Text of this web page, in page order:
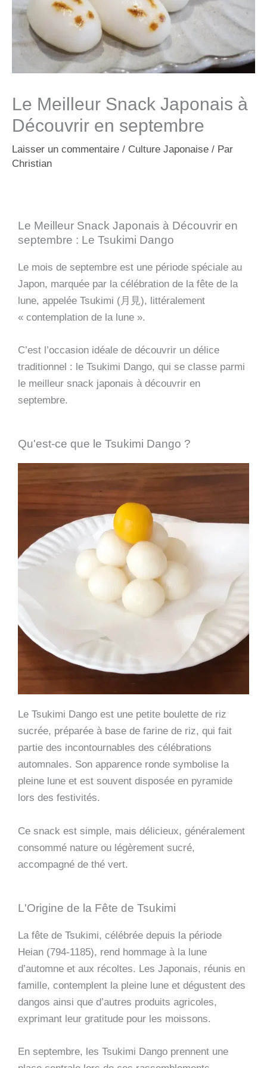
Le Meilleur Snack Japonais à
Découvrir en septembre
Laisser un commentaire / Culture Japonaise / Par
Christian
Le Meilleur Snack Japonais à Découvrir en
septembre : Le Tsukimi Dango
Le mois de septembre est une période spéciale au
Japon, marquée par la célébration de la fête de la
lune, appelée Tsukimi (月見), littéralement
« contemplation de la lune ».
C’est l’occasion idéale de découvrir un délice
traditionnel : le Tsukimi Dango, qui se classe parmi
le meilleur snack japonais à découvrir en
septembre.
Qu'est-ce que le Tsukimi Dango ?
Le Tsukimi Dango est une petite boulette de riz
sucrée, préparée à base de farine de riz, qui fait
partie des incontournables des célébrations
automnales. Son apparence ronde symbolise la
pleine lune et est souvent disposée en pyramide
lors des festivités.
Ce snack est simple, mais délicieux, généralement
consommé nature ou légèrement sucré,
accompagné de thé vert.
L'Origine de la Fête de Tsukimi
La fête de Tsukimi, célébrée depuis la période
Heian (794-1185), rend hommage à la lune
d’automne et aux récoltes. Les Japonais, réunis en
famille, contemplent la pleine lune et dégustent des
dangos ainsi que d’autres produits agricoles,
exprimant leur gratitude pour les moissons.
En septembre, les Tsukimi Dango prennent une